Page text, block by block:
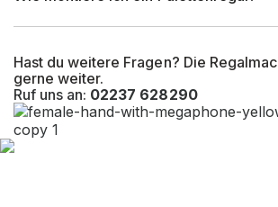
Hast du weitere Fragen? Die
gerne weiter.
Ruf uns an: 02237 628290